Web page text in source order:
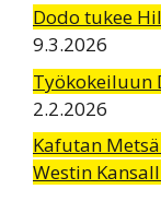
Dodo tukee
9.3.2026
Työkokeiluun
2.2.2026
Kafutan
Westin